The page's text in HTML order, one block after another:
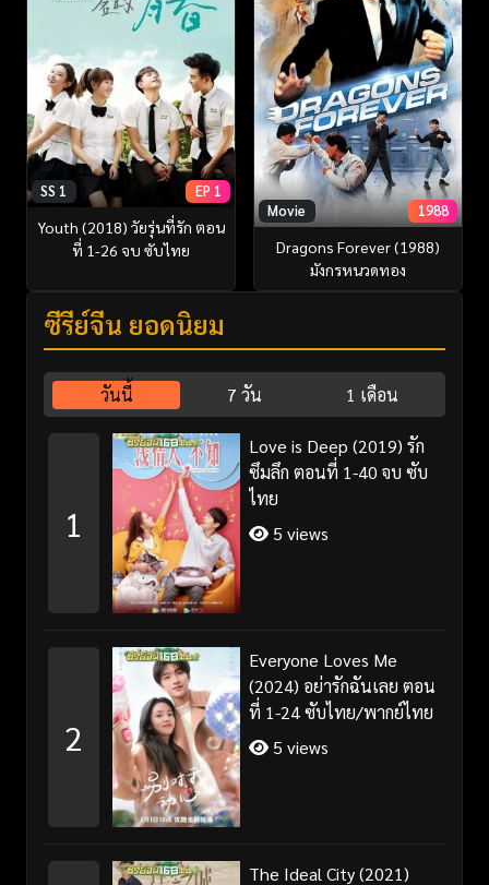
SS 1 EP 1
Youth (2018) วัยรุ่นที่รัก ตอน
ที่ 1-26 จบ ซับไทย
Movie 1988
Dragons Forever (1988)
มังกรหนวดทอง
ซีรี่ย์จีน ยอดนิยม
วันนี้ 7 วัน 1 เดือน
1
Love is Deep (2019) รัก
ซึมลึก ตอนที่ 1-40 จบ ซับ
ไทย
5 views
2
Everyone Loves Me
(2024) อย่ารักฉันเลย ตอน
ที่ 1-24 ซับไทย/พากย์ไทย
5 views
The Ideal City (2021)